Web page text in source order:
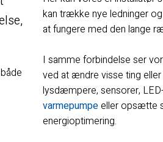
kan trække nye ledninger
at fungere med den lange
I samme forbindelse ser
ved at ændre visse ting
lysdæmpere, sensorer,
varmepumpeeller opsætte
energioptimering.